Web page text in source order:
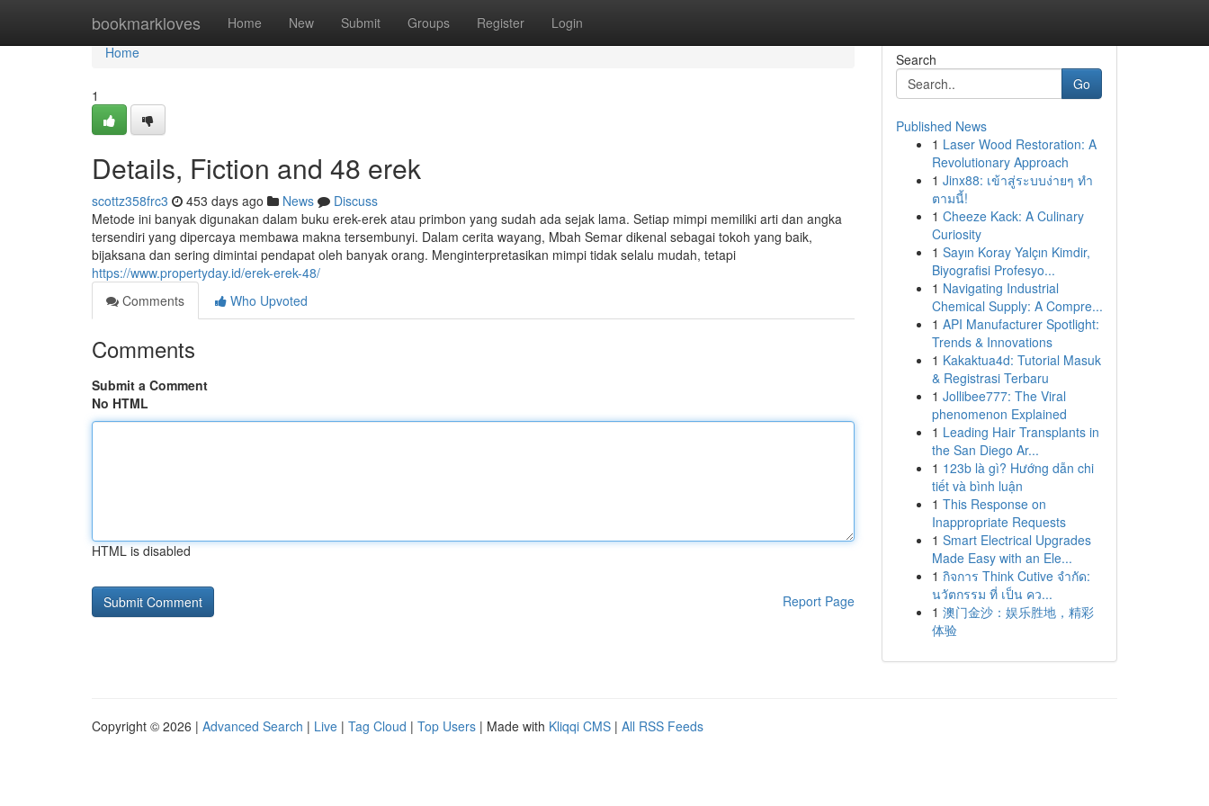
bookmarkloves Home New Submit Groups Register Login
Home
Home
1
Details, Fiction and 48 erek
scottz358frc3 453 days ago News
Discuss
Metode ini banyak digunakan dalam buku erek-erek atau primbon yang sudah ada sejak lama. Setiap mimpi memiliki arti dan angka
tersendiri yang dipercaya membawa makna tersembunyi. Dalam cerita wayang, Mbah Semar dikenal sebagai tokoh yang baik,
bijaksana dan sering dimintai pendapat oleh banyak orang. Menginterpretasikan mimpi tidak selalu mudah, tetapi
https://www.propertyday.id/erek-erek-48/
Comments
Who Upvoted
Comments
Submit a Comment
No HTML
HTML is disabled
Report Page
Search
Go
Published News
1 Laser Wood Restoration: A
Revolutionary Approach
1 Jinx88: เข้าสู่ระบบง่ายๆ ทำ
ตามนี้!
1 Cheeze Kack: A Culinary
Curiosity
1 Sayın Koray Yalçın Kimdir,
Biyografisi Profesyo...
1 Navigating Industrial
Chemical Supply: A Compre...
1 API Manufacturer Spotlight:
Trends & Innovations
1 Kakaktua4d: Tutorial Masuk
& Registrasi Terbaru
1 Jollibee777: The Viral
phenomenon Explained
1 Leading Hair Transplants in
the San Diego Ar...
1 123b là gì? Hướng dẫn chi
tiết và bình luận
1 This Response on
Inappropriate Requests
1 Smart Electrical Upgrades
Made Easy with an Ele...
1 กิจการ Think Cutive จำกัด:
นวัตกรรม ที่ เป็น คว...
1 澳门金沙：娱乐胜地，精彩
体验
Copyright © 2026 | Advanced Search | Live | Tag Cloud | Top Users | Made with Kliqqi CMS | All RSS Feeds